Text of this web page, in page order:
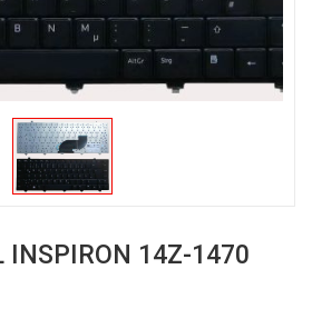
INSPIRON 14Z-1470